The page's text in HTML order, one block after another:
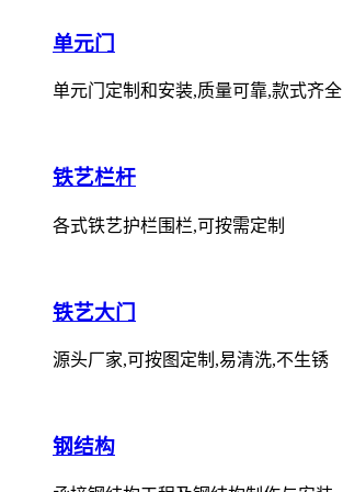
单元门
单元门定制和安装,质量可靠,款式齐全
铁艺栏杆
各式铁艺护栏围栏,可按需定制
铁艺大门
源头厂家,可按图定制,易清洗,不生锈
钢结构